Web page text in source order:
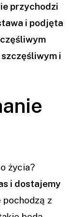
przychodzi
i podjęta
i
życia?
i dostajemy
pochodzą z